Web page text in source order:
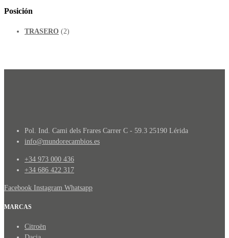
Posición
TRASERO (2)
Pol. Ind. Cami dels Frares Carrer C - 59.3 25190 Lérida
info@mundorecambios.es
+34 973 000 436
+34 686 422 317
Facebook Instagram Whatsapp
MARCAS
Citroën